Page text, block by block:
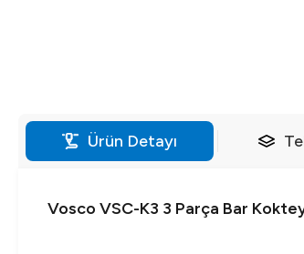
Ürün Detayı
Vosco VSC-K3 3 Parça Bar